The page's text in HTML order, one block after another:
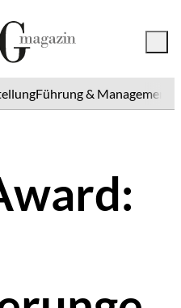
Führung & Management